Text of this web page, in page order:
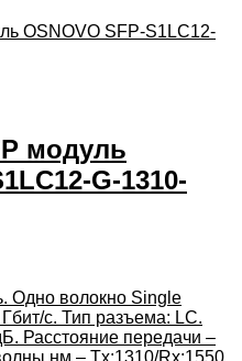
модуль
G-1310-
Одно волокно Single
c. Тип разъема: LC.
Расстояние передачи –
– Tx:1310/Rx:1550.